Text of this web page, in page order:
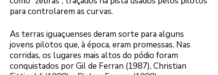
para controlarem as curvas.
As terras iguaçuenses deram sorte para alguns
jovens pilotos que, à época, eram promessas. Nas
corridas, os lugares mais altos do pódio foram
conquistados por Gil de Ferran (1987), Christian